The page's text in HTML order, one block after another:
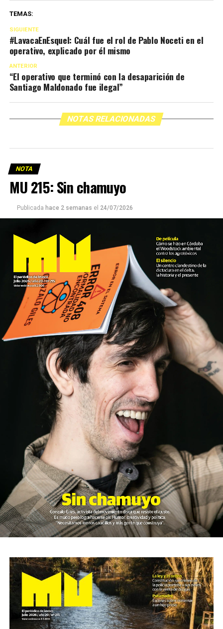
TEMAS:
SIGUIENTE
#LavacaEnEsquel: Cuál fue el rol de Pablo Noceti en el
operativo, explicado por él mismo
ANTERIOR
“El operativo que terminó con la desaparición de
Santiago Maldonado fue ilegal”
NOTAS RELACIONADAS
NOTA
MU 215: Sin chamuyo
Publicada hace 2 semanas el 24/07/2026